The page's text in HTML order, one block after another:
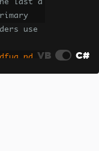
last a
use
VB C#